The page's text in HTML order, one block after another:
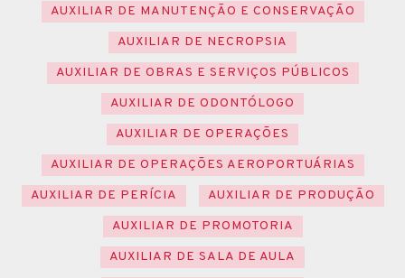
AUXILIAR DE MANUTENÇÃO E CONSERVAÇÃO
AUXILIAR DE NECROPSIA
AUXILIAR DE OBRAS E SERVIÇOS PÚBLICOS
AUXILIAR DE ODONTÓLOGO
AUXILIAR DE OPERAÇÕES
AUXILIAR DE OPERAÇÕES AEROPORTUÁRIAS
AUXILIAR DE PERÍCIA
AUXILIAR DE PRODUÇÃO
AUXILIAR DE PROMOTORIA
AUXILIAR DE SALA DE AULA